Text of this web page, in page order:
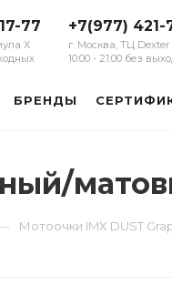
77
Х
+7(977) 421-
г. Москва, ТЦ Dexter
10:00 - 21:00 без
БРЕНДЫ
Мотоочки IMX DUST